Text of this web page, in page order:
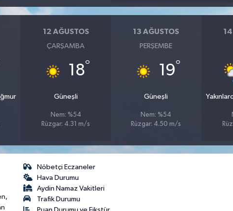
12 AĞUSTOS
ÇARŞAMBA
18°
Güneşli
Nem: %54
Rüzgar: 4.31 m/s
13 AĞUSTOS
PERŞEMBE
19°
Güneşli
Nem: %54
Rüzgar: 4.50 m/s
Nöbetçi Eczaneler
Hava Durumu
Aydin Namaz Vakitleri
Trafik Durumu